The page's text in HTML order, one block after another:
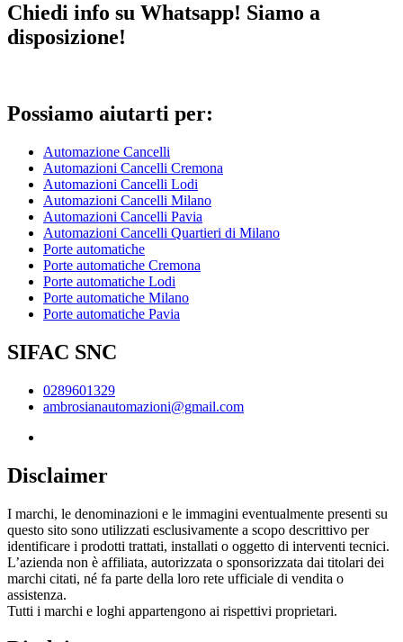
Chiedi info su Whatsapp! Siamo a
disposizione!
Possiamo aiutarti per:
Automazione Cancelli
Automazioni Cancelli Cremona
Automazioni Cancelli Lodi
Automazioni Cancelli Milano
Automazioni Cancelli Pavia
Automazioni Cancelli Quartieri di Milano
Porte automatiche
Porte automatiche Cremona
Porte automatiche Lodi
Porte automatiche Milano
Porte automatiche Pavia
SIFAC SNC
0289601329
ambrosianautomazioni@gmail.com
Disclaimer
I marchi, le denominazioni e le immagini eventualmente presenti su
questo sito sono utilizzati esclusivamente a scopo descrittivo per
identificare i prodotti trattati, installati o oggetto di interventi tecnici.
L’azienda non è affiliata, autorizzata o sponsorizzata dai titolari dei
marchi citati, né fa parte della loro rete ufficiale di vendita o
assistenza.
Tutti i marchi e loghi appartengono ai rispettivi proprietari.